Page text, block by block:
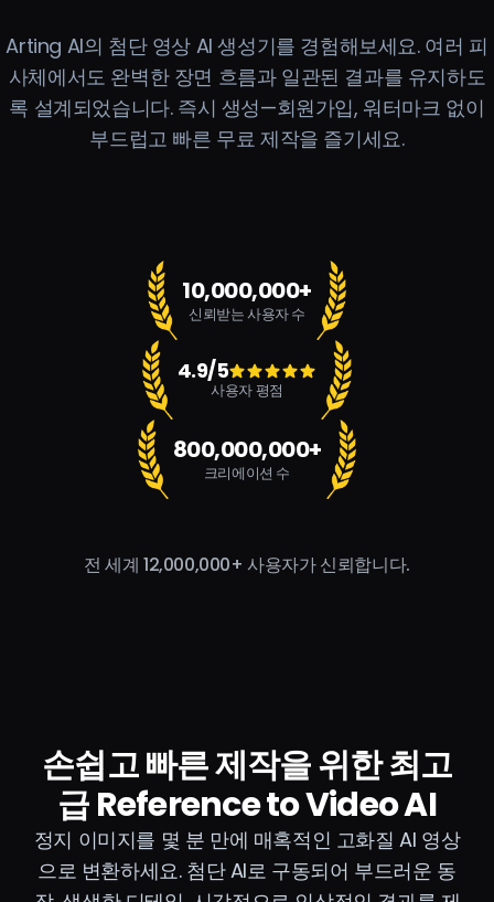
Arting AI의 첨단 영상 AI 생성기를 경험해보세요. 여러 피
사체에서도 완벽한 장면 흐름과 일관된 결과를 유지하도
록 설계되었습니다. 즉시 생성—회원가입, 워터마크 없이
부드럽고 빠른 무료 제작을 즐기세요.
10,000,000+
신뢰받는 사용자 수
4.9/5
사용자 평점
800,000,000+
크리에이션 수
전 세계 12,000,000+ 사용자가 신뢰합니다.
손쉽고 빠른 제작을 위한 최고
급 Reference to Video AI
정지 이미지를 몇 분 만에 매혹적인 고화질 AI 영상
으로 변환하세요. 첨단 AI로 구동되어 부드러운 동